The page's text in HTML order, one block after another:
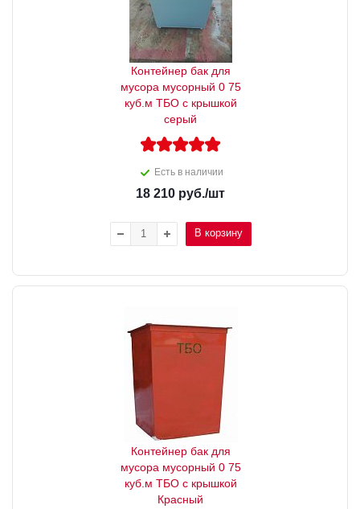
Контейнер бак для
мусора мусорный 0 75
куб.м ТБО с крышкой
серый
Есть в наличии
18 210 руб./шт
В корзину
Контейнер бак для
мусора мусорный 0 75
куб.м ТБО с крышкой
Красный